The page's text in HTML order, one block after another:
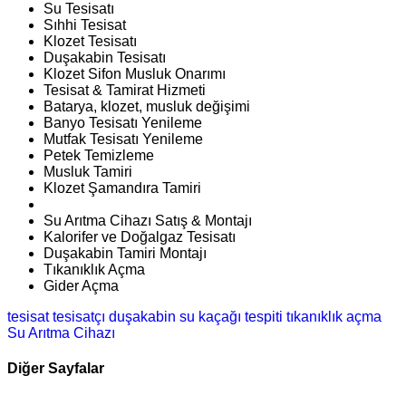
Su Tesisatı
Sıhhi Tesisat
Klozet Tesisatı
Duşakabin Tesisatı
Klozet Sifon Musluk Onarımı
Tesisat & Tamirat Hizmeti
Batarya, klozet, musluk değişimi
Banyo Tesisatı Yenileme
Mutfak Tesisatı Yenileme
Petek Temizleme
Musluk Tamiri
Klozet Şamandıra Tamiri
Su Arıtma Cihazı Satış & Montajı
Kalorifer ve Doğalgaz Tesisatı
Duşakabin Tamiri Montajı
Tıkanıklık Açma
Gider Açma
tesisattesisatçı duşakabin su kaçağı tespiti tıkanıklık açma
Su Arıtma Cihazı
Diğer Sayfalar